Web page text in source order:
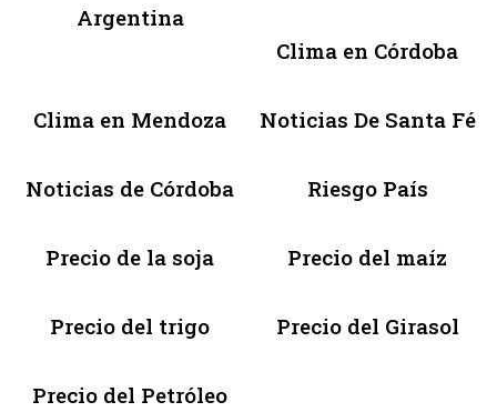
Argentina
Clima en Córdoba
Clima en Mendoza Noticias De Santa Fé
Noticias de Córdoba Riesgo País
Precio de la soja Precio del maíz
Precio del trigo Precio del Girasol
Precio del Petróleo